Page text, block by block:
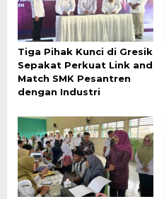
Tiga Pihak Kunci di Gresik
Sepakat Perkuat Link and
Match SMK Pesantren
dengan Industri